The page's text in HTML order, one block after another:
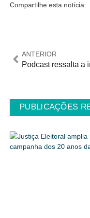
Compartilhe esta notícia:
ANTERIOR
PUBLICAÇÕES